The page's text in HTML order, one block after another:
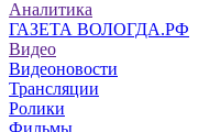
Аналитика
ГАЗЕТА ВОЛОГДА.РФ
Видео
Видеоновости
Трансляции
Ролики